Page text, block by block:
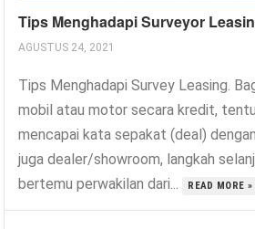
Tips Menghadapi Surveyor
AGUSTUS 24, 2021
Tips Menghadapi Survey Leasing.
mobil atau motor secara kredit,
mencapai kata sepakat (deal)
juga dealer/showroom, langkah
bertemu perwakilan dari...
READ MORE »